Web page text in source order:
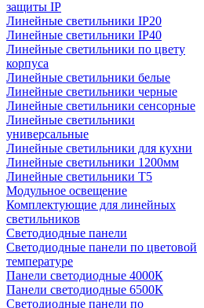
защиты IP
Линейные светильники IP20
Линейные светильники IP40
Линейные светильники по цвету
корпуса
Линейные светильники белые
Линейные светильники черные
Линейные светильники сенсорные
Линейные светильники
универсальные
Линейные светильники для кухни
Линейные светильники 1200мм
Линейные светильники Т5
Модульное освещение
Комплектующие для линейных
светильников
Светодиодные панели
Светодиодные панели по цветовой
температуре
Панели светодиодные 4000К
Панели светодиодные 6500К
Светодиодные панели по